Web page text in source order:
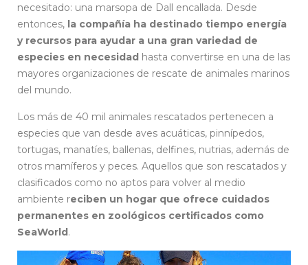
necesitado: una marsopa de Dall encallada. Desde
entonces, la compañía ha destinado tiempo energía
y recursos para ayudar a una gran variedad de
especies en necesidad hasta convertirse en una de las
mayores organizaciones de rescate de animales marinos
del mundo.
Los más de 40 mil animales rescatados pertenecen a
especies que van desde aves acuáticas, pinnípedos,
tortugas, manatíes, ballenas, delfines, nutrias, además de
otros mamíferos y peces. Aquellos que son rescatados y
clasificados como no aptos para volver al medio
ambiente reciben un hogar que ofrece cuidados
permanentes en zoológicos certificados como
SeaWorld.